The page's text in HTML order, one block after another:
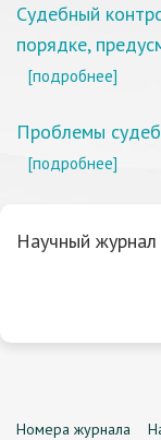
Судебный
порядке,
[подробнее]
Проблемы
[подробнее]
Научный
Номера журнала